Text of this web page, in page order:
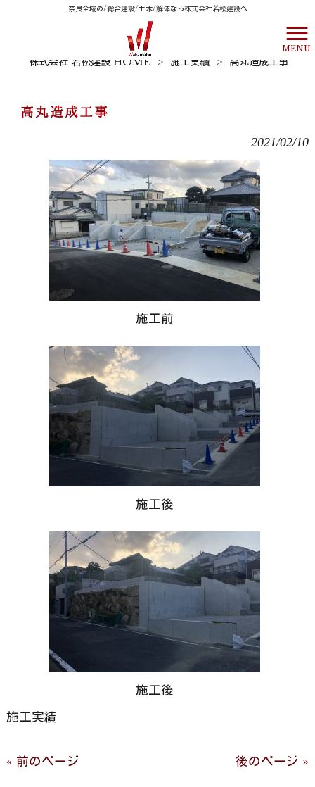
奈良全域の/総合建設/土木/解体なら株式会社若松建設へ
MENU
株式会社 若松建設 HOME > 施工実績 > 高丸造成工事
高丸造成工事
2021/02/10
施工前
施工後
施工後
施工実績
« 前のページ 後のページ »